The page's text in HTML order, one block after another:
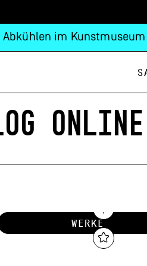
Abkühlen im
ONLINE
WERKE